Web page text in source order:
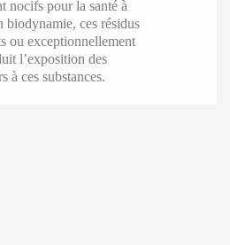
nocifs pour la santé à
biodynamie, ces résidus
ou exceptionnellement
l’exposition des
à ces substances.